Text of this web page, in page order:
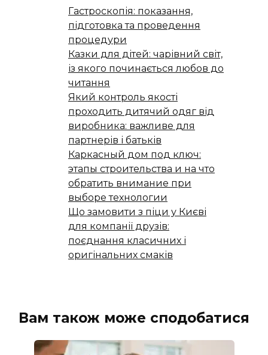
Гастроскопія: показання,
підготовка та проведення
процедури
Казки для дітей: чарівний світ,
із якого починається любов до
читання
Який контроль якості
проходить дитячий одяг від
виробника: важливе для
партнерів і батьків
Каркасный дом под ключ:
этапы строительства и на что
обратить внимание при
выборе технологии
Що замовити з піци у Києві
для компанії друзів:
поєднання класичних і
оригінальних смаків
Вам також може сподобатися